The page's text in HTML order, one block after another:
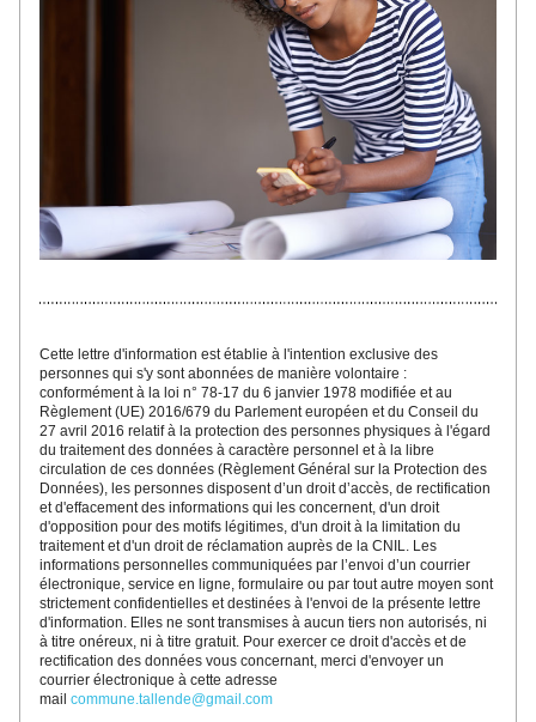
Cette lettre d'information est établie à l'intention exclusive des
personnes qui s'y sont abonnées de manière volontaire :
conformément à la loi n° 78-17 du 6 janvier 1978 modifiée et au
Règlement (UE) 2016/679 du Parlement européen et du Conseil du
27 avril 2016 relatif à la protection des personnes physiques à l'égard
du traitement des données à caractère personnel et à la libre
circulation de ces données (Règlement Général sur la Protection des
Données), les personnes disposent d’un droit d’accès, de rectification
et d'effacement des informations qui les concernent, d'un droit
d'opposition pour des motifs légitimes, d'un droit à la limitation du
traitement et d'un droit de réclamation auprès de la CNIL. Les
informations personnelles communiquées par l’envoi d’un courrier
électronique, service en ligne, formulaire ou par tout autre moyen sont
strictement confidentielles et destinées à l'envoi de la présente lettre
d'information. Elles ne sont transmises à aucun tiers non autorisés, ni
à titre onéreux, ni à titre gratuit. Pour exercer ce droit d'accès et de
rectification des données vous concernant, merci d'envoyer un
courrier électronique à cette adresse
mail commune.tallende@gmail.com